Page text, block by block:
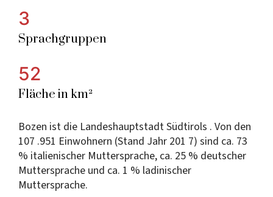
3
Sprachgruppen
52
Fläche in km²
Bozen ist die Landeshauptstadt Südtirols . Von den
107 .951 Einwohnern (Stand Jahr 201 7) sind ca. 73
% italienischer Muttersprache, ca. 25 % deutscher
Muttersprache und ca. 1 % ladinischer
Muttersprache.